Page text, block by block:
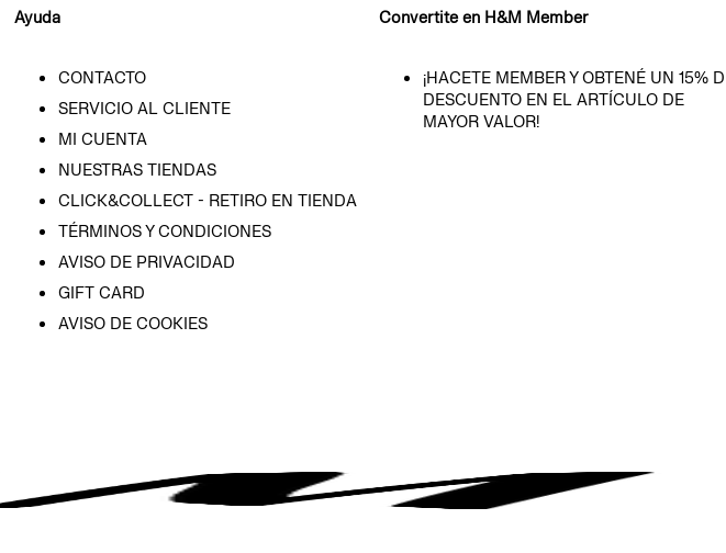
Ayuda
CONTACTO
SERVICIO AL CLIENTE
MI CUENTA
NUESTRAS TIENDAS
CLICK&COLLECT - RETIRO EN TIENDA
TÉRMINOS Y CONDICIONES
AVISO DE PRIVACIDAD
GIFT CARD
AVISO DE COOKIES
Convertite en H&M Member
¡HACETE MEMBER Y OBTENÉ UN 15%
DESCUENTO EN EL ARTÍCULO DE
MAYOR VALOR!